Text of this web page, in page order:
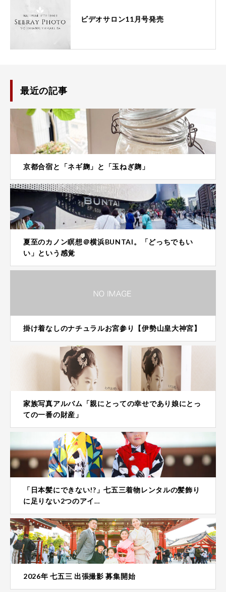
ビデオサロン11月号発売
最近の記事
京都合宿と「ネギ麹」と「玉ねぎ麹」
夏至のカノン瞑想＠横浜BUNTAI。「どっちでもい
い」という感覚
掛け着なしのナチュラルお宮参り【伊勢山皇大神宮】
家族写真アルバム「親にとっての幸せであり娘にとっ
ての一番の財産」
「日本髪にできない!?」七五三着物レンタルの髪飾り
に足りない2つのアイ…
2026年 七五三 出張撮影 募集開始